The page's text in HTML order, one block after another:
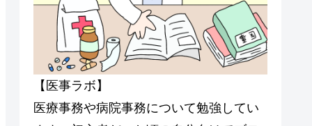
【医事ラボ】
医療事務や病院事務について勉強してい